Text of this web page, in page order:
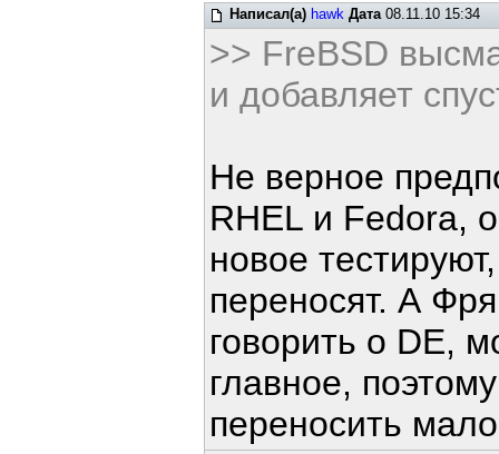
Написал(а) hawk Дата08.11.10 15:34
>> FreBSD
и добавляет
Не верное
RHEL и Fedora,
новое
переносят. А
говорить о DE,
главное,
переносить